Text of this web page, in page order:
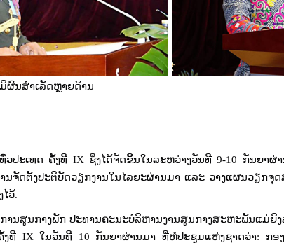
ຜົນສຳເລັດຫຼາຍດ້ານ
ວປະເທດ ຄັ້ງທີ IX ຊຶ່ງໄດ້ຈັດຂຶ້ນໃນລະຫວ່າງວັນທີ9-10 ກັນຍາຜ່
ານຈັດຕັ້ງປະຕິບັດວຽກງານໃນໄລຍະຜ່ານມາ ແລະ ວາງແຜນວຽກ
ວ້.
ານສູນກາງພັກ ປະທານຄະນະບໍລິຫານງານສູນກາງສະຫະພັນແມ່ຍິ
ງທີ IXໃນວັນ​ທີ 10 ກັນຍາຜ່ານມາ ທີ່ຫໍປະຊຸມແຫ່ງຊາດວ່າ: ກອງ